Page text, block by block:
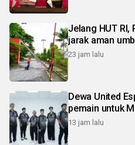
Jelang HUT RI,
jarak aman
23 jam lalu
Dewa United
pemain untuk
13 jam lalu